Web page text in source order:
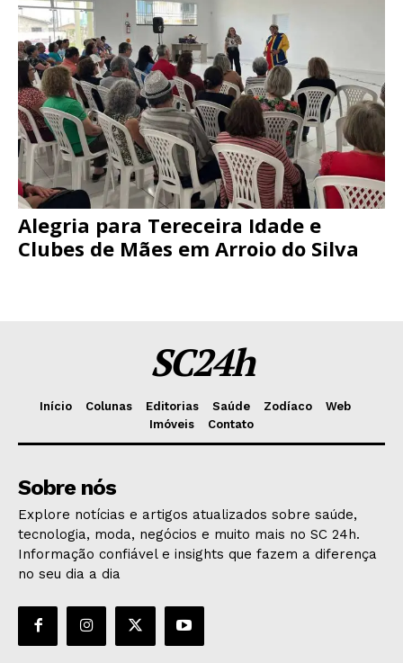
Alegria para Tereceira Idade e
Clubes de Mães em Arroio do Silva
SC24h
Início Colunas Editorias Saúde Zodíaco
Web
Imóveis
Contato
Sobre nós
Explore notícias e artigos atualizados sobre saúde,
tecnologia, moda, negócios e muito mais no SC 24h.
Informação confiável e insights que fazem a diferença
no seu dia a dia